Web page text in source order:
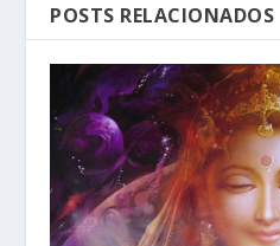
POSTS RELACIONADOS